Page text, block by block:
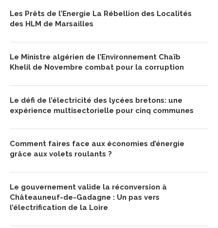
Les Prêts de l’Energie La Rébellion des Localités
des HLM de Marsailles
Le Ministre algérien de l’Environnement Chaïb
Khelil de Novembre combat pour la corruption
Le défi de l’électricité des lycées bretons: une
expérience multisectorielle pour cinq communes
Comment faires face aux économies d’énergie
grâce aux volets roulants ?
Le gouvernement valide la réconversion à
Châteauneuf-de-Gadagne : Un pas vers
l’électrification de la Loire